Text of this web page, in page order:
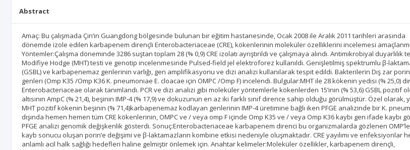
Abstract
Amaç: Bu çalışmada Çin’in Guangdong bölgesinde bulunan bir eğitim hastanesinde, Ocak 2008 ile Aralık 2011 tarihleri arasında
dönemde izole edilen karbapenem dirençli Enterobacteriaceae (CRE), kökenlerinin moleküler özelliklerini incelemesi
Yöntemler:Çalışma döneminde 3286 suştan toplam 28 (% 0,9) CRE izolatı ayrıştırıldı ve çalışmaya alındı. Antimikrobiyal duyarlılık
Modifiye Hodge (MHT) testi ve genotip incelenmesinde Pulsed-field jel elektroforez kullanıldı. Genişletilmiş spektrumlu β-
(GSBL) ve karbapenemaz genlerinin varlığı, gen amplifikasyonu ve dizi analizi kullanılarak tespit edildi. Bakterilerin Dış zar
genleri (Omp K35 /Omp K36 K. pneumoniae E. cloacae için OMPC /Omp F) incelendi. Bulgular:MHT ile 28 kökenin yedisi (% 25,0)
Enterobacteriaceae olarak tanımlandı. PCR ve dizi analizi gibi moleküler yöntemlerle kökenlerden 15’inin (% 53,6) GSBL pozitif
altısının AmpC (% 21,4), beşinin IMP-4 (% 17,9) ve dokuzunun en az iki farklı sınıf dirence sahip olduğu görülmüştür. Özel olarak,
MHT pozitif kökenin beşinin (% 71,4)karbapenemaz kodlayan genlerinin IMP-4 üretimine bağlı iken PFGE analizinde bir K.
dışında hemen hemen tüm CRE kökenlerinin, OMPC ve / veya omp F içinde Omp K35 ve / veya Omp K36 kaybı gen ifade kaybı
PFGE analizi genomik değişkenlik gösterdi. Sonuç:Enterobacteriaceae karbapenem direnci bu organizmalarda gözlenen
kayb sonucu oluşan porin’e değişimi ve β-laktamazların kombine etkisi nedeniyle oluşmaktadır. CRE yayılımı ve enfeksiyonlar
anlamlı acil halk sağlığı hedefleri haline gelmiştir önlemek için. Anahtar kelimeler:Moleküler özellikler, karbapenem dirençli,